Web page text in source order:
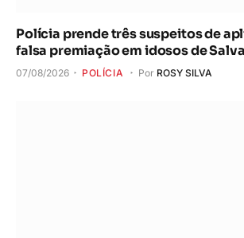
Polícia prende três suspeitos de
falsa premiação em idosos de
07/08/2026 POLÍCIA Por ROSY SILVA